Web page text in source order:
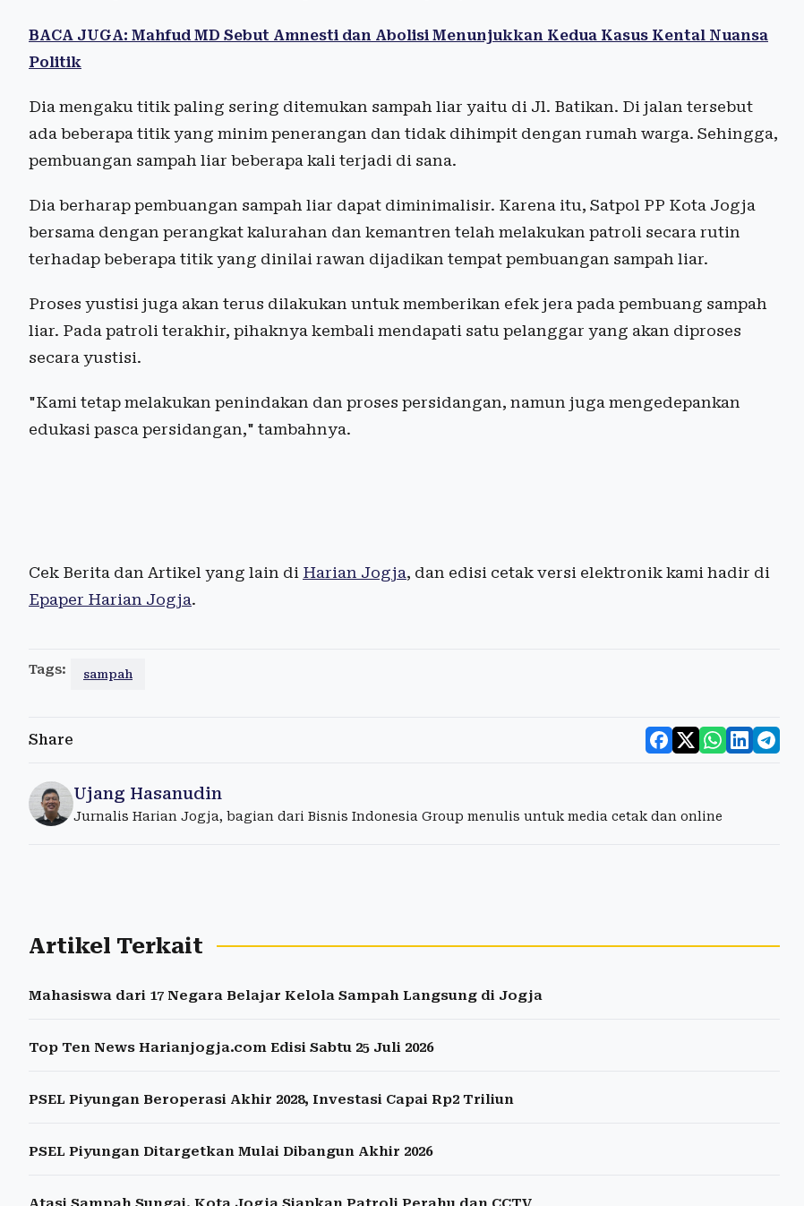
BACA JUGA: Mahfud MD Sebut Amnesti dan Abolisi Menunjukkan Kedua Kasus Kental Nuansa
Politik
Dia mengaku titik paling sering ditemukan sampah liar yaitu di Jl. Batikan. Di jalan tersebut
ada beberapa titik yang minim penerangan dan tidak dihimpit dengan rumah warga. Sehingga,
pembuangan sampah liar beberapa kali terjadi di sana.
Dia berharap pembuangan sampah liar dapat diminimalisir. Karena itu, Satpol PP Kota Jogja
bersama dengan perangkat kalurahan dan kemantren telah melakukan patroli secara rutin
terhadap beberapa titik yang dinilai rawan dijadikan tempat pembuangan sampah liar.
Proses yustisi juga akan terus dilakukan untuk memberikan efek jera pada pembuang sampah
liar. Pada patroli terakhir, pihaknya kembali mendapati satu pelanggar yang akan diproses
secara yustisi.
"Kami tetap melakukan penindakan dan proses persidangan, namun juga mengedepankan
edukasi pasca persidangan," tambahnya.
Cek Berita dan Artikel yang lain di Harian Jogja, dan edisi cetak versi elektronik kami hadir di
Epaper Harian Jogja.
Tags: sampah
Share
Ujang Hasanudin
Jurnalis Harian Jogja, bagian dari Bisnis Indonesia Group menulis untuk media cetak dan online
Artikel Terkait
Mahasiswa dari 17 Negara Belajar Kelola Sampah Langsung di Jogja
Top Ten News Harianjogja.com Edisi Sabtu 25 Juli 2026
PSEL Piyungan Beroperasi Akhir 2028, Investasi Capai Rp2 Triliun
PSEL Piyungan Ditargetkan Mulai Dibangun Akhir 2026